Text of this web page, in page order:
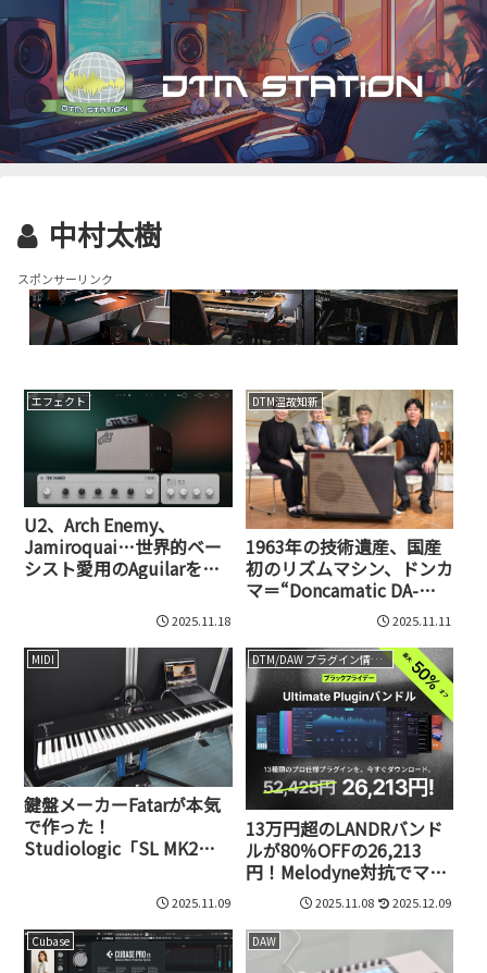
中村太樹
スポンサーリンク
エフェクト
U2、Arch Enemy、
Jamiroquai…世界的ベー
シスト愛用のAguilarを
化！「Aguilar Plugin
Suite」開発者インタビュ
ー
2025.11.18
DTM温故知新
1963年の技術遺産、国産
初のリズムマシン、ドンカ
マ＝“Doncamatic DA-
20”の驚くべきメカニズム
と、その音を現代に蘇らせ
た技術者たち
2025.11.11
MIDI
鍵盤メーカーFatarが本気
で作った！
Studiologic「SL MK2」
対応キーボード誕生 2025.11.09
DTM/DAW プラグイン情報（VST AU AAX）
13万円超のLANDRバンド
ルが80％OFFの26,213
円！Melodyne対抗でマル
チトラック編集可能な
RePitch 2も誕生し年末セ
ール開始
2025.11.08 2025.12.09
Cubase DAW